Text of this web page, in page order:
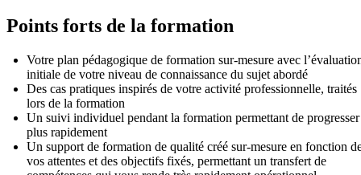
Points forts de la formation
Votre plan pédagogique de formation sur-mesure avec
initiale de votre niveau de connaissance du sujet abordé
Des cas pratiques inspirés de votre activité professionnelle, traités
lors de la formation
Un suivi individuel pendant la formation permettant de progresser
plus rapidement
Un support de formation de qualité créé sur-mesure en fonction
vos attentes et des objectifs fixés, permettant un transfert de